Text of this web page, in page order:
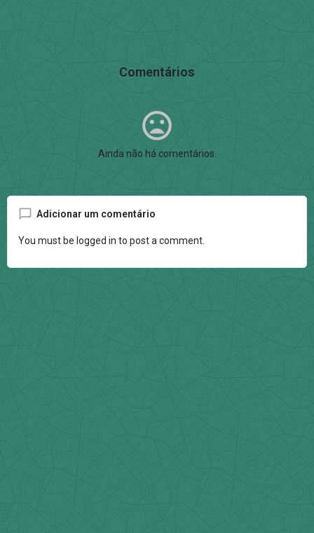
Comentários
Ainda não há comentários.
Adicionar um comentário
You must be logged in to post a comment.